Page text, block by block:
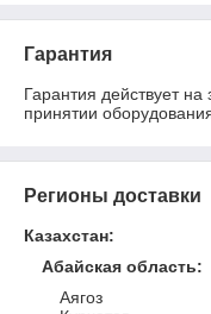
Гарантия
Гарантия действует
принятии
Регионы доставки
Казахстан:
Абайская область:
Аягоз